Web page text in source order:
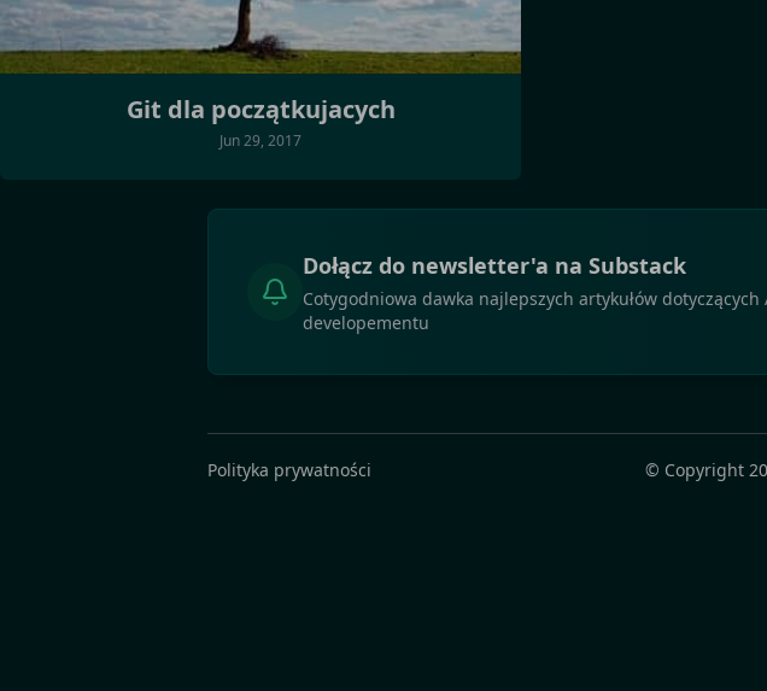
Git dla początkujacych
Jun 29, 2017
Dołącz do newsletter'a na Substack
Cotygodniowa dawka najlepszych artykułów
developementu
Polityka prywatności © Copyright